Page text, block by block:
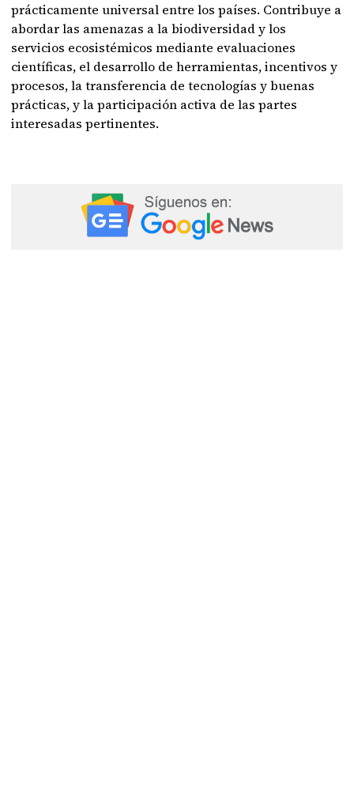
prácticamente universal entre los países. Contribuye a
abordar las amenazas a la biodiversidad y los
servicios ecosistémicos mediante evaluaciones
científicas, el desarrollo de herramientas, incentivos y
procesos, la transferencia de tecnologías y buenas
prácticas, y la participación activa de las partes
interesadas pertinentes.